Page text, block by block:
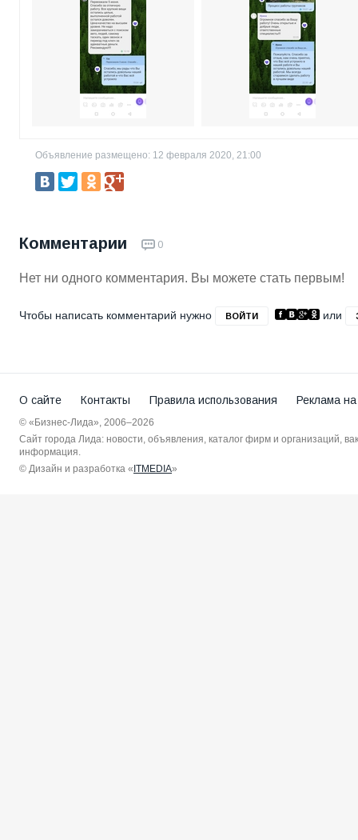
Объявление размещено: 12 февраля 2020, 21:00
Комментарии 0
Нет ни одного комментария. Вы можете стать первым!
Чтобы написать комментарий нужно ВОЙТИ или
О сайте Контакты Правила использования Реклама
© «Бизнес-Лида», 2006–2026
Сайт города Лида: новости, объявления, каталог фирм и организаций,
информация.
© Дизайн и разработка « ITMEDIA»